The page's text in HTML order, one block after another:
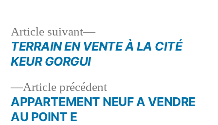
Navigation
l’article
Article précédentArticle
précédent :
APPARTEMENT NEUF A VENDRE
AU POINT E
Article suivant
Article
suivant :
TERRAIN EN VENTE À LA CITÉ
KEUR GORGUI